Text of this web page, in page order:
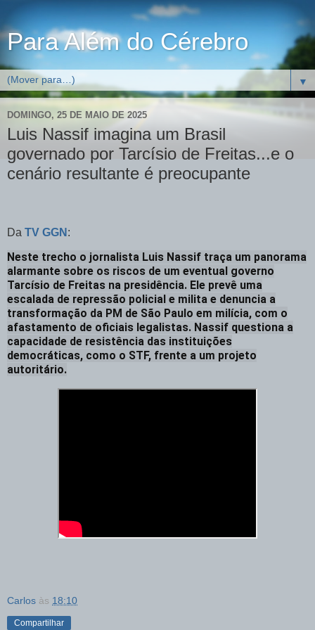
Para Além do Cérebro
▼
DOMINGO, 25 DE MAIO DE 2025
Luis Nassif imagina um Brasil
governado por Tarcísio de Freitas...e o
cenário resultante é preocupante
Da TV GGN :
Neste trecho o jornalista Luis Nassif traça um panorama
alarmante sobre os riscos de um eventual governo
Tarcísio de Freitas na presidência. Ele prevê uma
escalada de repressão policial e milita e denuncia a
transformação da PM de São Paulo em milícia, com o
afastamento de oficiais legalistas. Nassif questiona a
capacidade de resistência das instituições
democráticas, como o STF, frente a um projeto
autoritário.
Carlos às 18:10
Compartilhar